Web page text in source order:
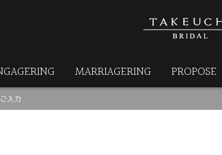
MARRIAGERING PROPOSE
入力